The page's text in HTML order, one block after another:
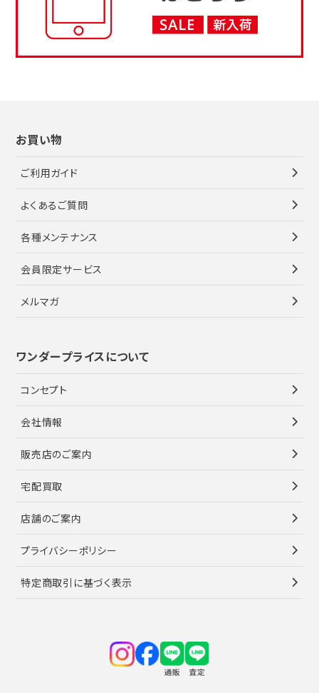
お買い物
ご利用ガイド
よくあるご質問
各種メンテナンス
会員限定サービス
メルマガ
ワンダープライスについて
コンセプト
会社情報
販売店のご案内
宅配買取
店舗のご案内
プライバシーポリシー
特定商取引に基づく表示